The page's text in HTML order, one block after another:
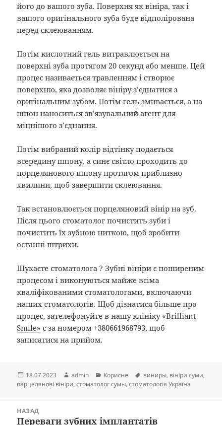
його до вашого зуба. Поверхня як вініра, так і
вашого оригінального зуба буде відполірована
перед склеюванням.
Потім кислотний гель витравлюється на
поверхні зуба протягом 20 секунд або менше. Цей
процес називається травленням і створює
поверхню, яка дозволяє вініру з’єднатися з
оригінальним зубом. Потім гель змивається, а на
шпон наноситься зв’язувальний агент для
міцнішого з’єднання.
Потім вибраний колір відтінку подається
всередину шпону, а синє світло проходить до
порцелянового шпону протягом приблизно
хвилини, щоб завершити склеювання.
Так встановлюється порцеляновий вінір на зуб.
Після цього стоматолог почистить зуби і
почистить їх зубною ниткою, щоб зробити
останні штрихи.
Шукаєте стоматолога ? Зубні вініри є поширеним
процесом і виконуються майже всіма
кваліфікованими стоматологами, включаючи
наших стоматологів. Щоб дізнатися більше про
процес, зателефонуйте в нашуклініку «Brilliant
Smile» с за номером +380661968793, щоб
записатися на прийом.
Опубліковано
18.07.2023 Автор
admin Категорії
Корисне Позначки
виниры, вініри суми,
парцелянові вініри,стоматолог сумы,стоматологія Україна
записівНАЗАД
Попередній
Переваги зубних імплантатів